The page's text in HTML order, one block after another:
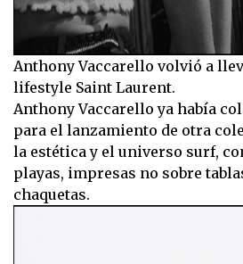
Anthony Vaccarello volvió a
lifestyle Saint Laurent.
Anthony Vaccarello ya había
para el lanzamiento de otra
la estética y el universo surf,
playas, impresas no sobre
chaquetas.